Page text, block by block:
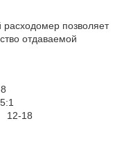
позволяет
отдаваемой
12-18